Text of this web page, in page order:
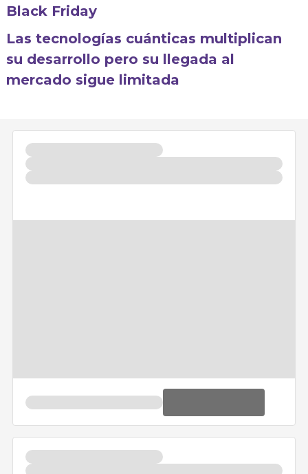
Black Friday
Las tecnologías cuánticas multiplican
su desarrollo pero su llegada al
mercado sigue limitada